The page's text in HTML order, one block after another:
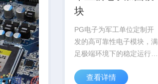
块
PG电子为军工单位定制开
发的高可靠性电子模块，满
足极端环境下的稳定运行要
认证查看详情